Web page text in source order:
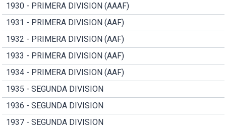
1930 - PRIMERA DIVISION (AAAF)
1931 - PRIMERA DIVISION (AAF)
1932 - PRIMERA DIVISION (AAF)
1933 - PRIMERA DIVISION (AAF)
1934 - PRIMERA DIVISION (AAF)
1935 - SEGUNDA DIVISION
1936 - SEGUNDA DIVISION
1937 - SEGUNDA DIVISION